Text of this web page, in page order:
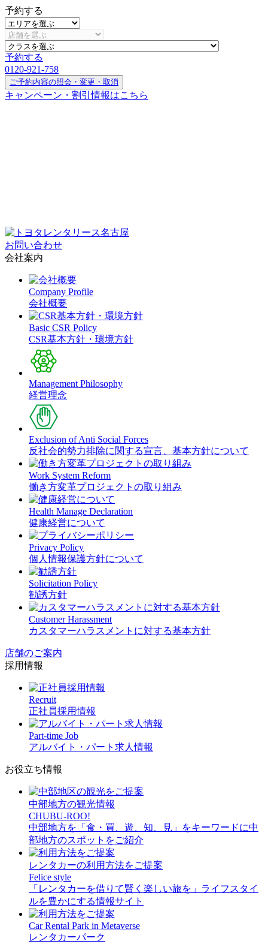
予約する
予約する
0120-921-758
ご予約内容の照会・変更・取消
キャンペーン・割引情報はこちら
お問い合わせ
会社案内
Company Profile
会社概要
Basic CSR Policy
CSR基本方針・環境方針
Management Philosophy
経営理念
Exclusion of Anti Social Forces
反社会的勢力排除に関する宣言、基本方針について
Work System Reform
働き方変革プロジェクトの取り組み
Health Manage Declaration
健康経営について
Privacy Policy
個人情報保護方針について
Solicitation Policy
勧誘方針
Customer Harassment
カスタマーハラスメントに対する基本方針
店舗のご案内
採用情報
Recruit
正社員採用情報
Part-time Job
アルバイト・パート求人情報
お役立ち情報
中部地方の観光情報
CHUBU-ROO!
中部地方を「食・買、遊、知、見」をキーワードに中
部地方のスポットをご紹介
レンタカーの利用方法をご提案
Felice style
「レンタカーを借りて賢く楽しい旅を」ライフスタイ
ルを豊かにする情報サイト
Car Rental Park in Metaverse
レンタカーパーク